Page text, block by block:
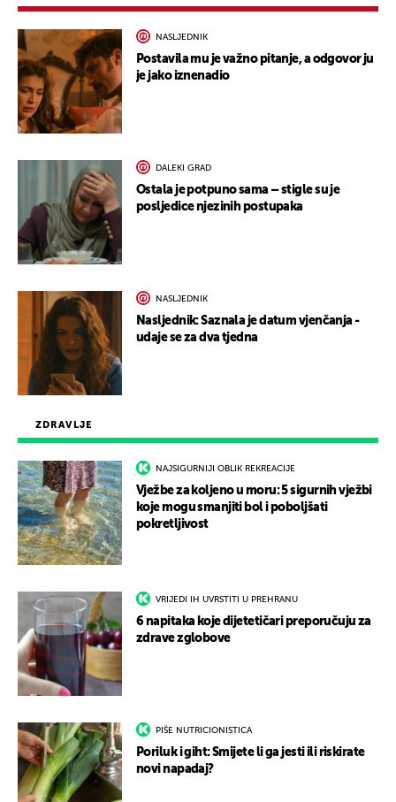
ZDRAVLJE
NAJSIGURNIJI OBLIK REKREACIJE
Vježbe za koljeno u moru: 5 sigurnih vježbi
koje mogu smanjiti bol i poboljšati
pokretljivost
VRIJEDI IH UVRSTITI U PREHRANU
6 napitaka koje dijetetičari preporučuju za
zdrave zglobove
PIŠE NUTRICIONISTICA
Poriluk i giht: Smijete li ga jesti ili riskirate
novi napadaj?
NASLJEDNIK
Postavila mu je važno pitanje, a odgovor ju
je jako iznenadio
DALEKI GRAD
Ostala je potpuno sama – stigle su je
posljedice njezinih postupaka
NASLJEDNIK
Nasljednik: Saznala je datum vjenčanja -
udaje se za dva tjedna